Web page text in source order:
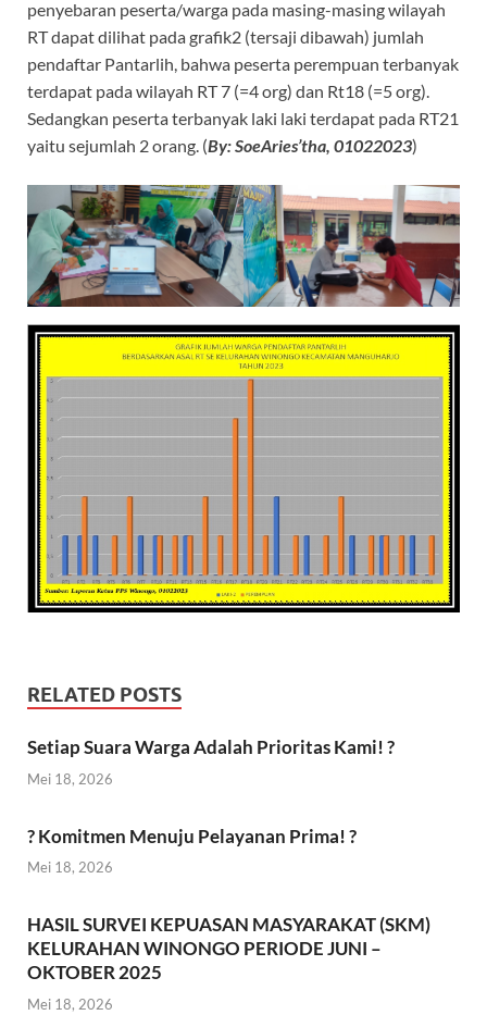
penyebaran peserta/warga pada masing-masing wilayah
RT dapat dilihat pada grafik2 (tersaji dibawah) jumlah
pendaftar Pantarlih, bahwa peserta perempuan terbanyak
terdapat pada wilayah RT 7 (=4 org) dan Rt18 (=5 org).
Sedangkan peserta terbanyak laki laki terdapat pada RT21
yaitu sejumlah 2 orang. (By: SoeAries’tha, 01022023)
RELATED POSTS
Setiap Suara Warga Adalah Prioritas Kami! ?
Mei 18, 2026
? Komitmen Menuju Pelayanan Prima! ?
Mei 18, 2026
HASIL SURVEI KEPUASAN MASYARAKAT (SKM)
KELURAHAN WINONGO PERIODE JUNI –
OKTOBER 2025
Mei 18, 2026